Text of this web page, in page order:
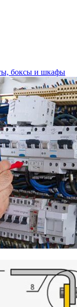
боксы и шкафы